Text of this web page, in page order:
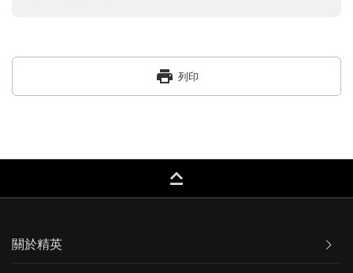
print 列印
keyboard_capslock
關於精英